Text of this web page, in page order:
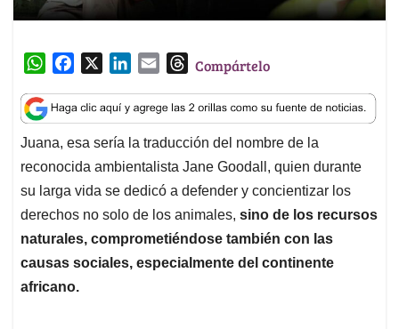
W
a
t
s
A
p
p
c
e
b
o
o
k
n
k
e
d
I
n
a
i
l
T
r
e
a
d
s
Compártelo
Juana, esa sería la traducción del nombre de la
reconocida ambientalista Jane Goodall, quien durante
su larga vida se dedicó a defender y concientizar los
derechos no solo de los animales, sino de los recursos
naturales, comprometiéndose también con las
causas sociales, especialmente del continente
africano.